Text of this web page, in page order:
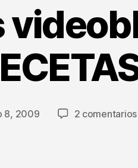
8, 2009 2 comentarios